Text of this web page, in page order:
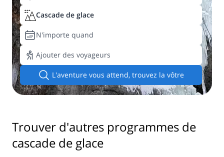
Cascade de glace
N'importe quand
Ajouter des voyageurs
L'aventure vous attend, trouvez la vôtre
Trouver d'autres programmes de
cascade de glace